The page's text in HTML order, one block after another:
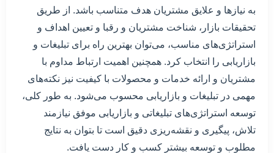
به نیازها و علایق مشتریان هدف متناسب باشد. از طریق
تحقیقات بازار، شناخت مشتریان و رقبا و تعیین اهداف و
استراتژی‌های مناسب، می‌توان بهترین راه برای تبلیغات و
بازاریابی را انتخاب کرد. همچنین اهمیت ارتباط مداوم با
مشتریان و ارائه خدمات و محصولات با کیفیت نیز نکته‌های
مهمی در تبلیغات و بازاریابی محسوب می‌شود. به طور کلی،
توسعه استراتژی‌های تبلیغاتی و بازاریابی موفق نیازمند
تلاش، پیگیری و نقشه‌ریزی دقیق است تا بتوان به نتایج
مطلوب و توسعه بیشتر کسب و کار دست یافت.